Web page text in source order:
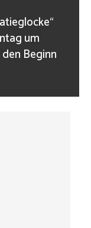
um
Beginn